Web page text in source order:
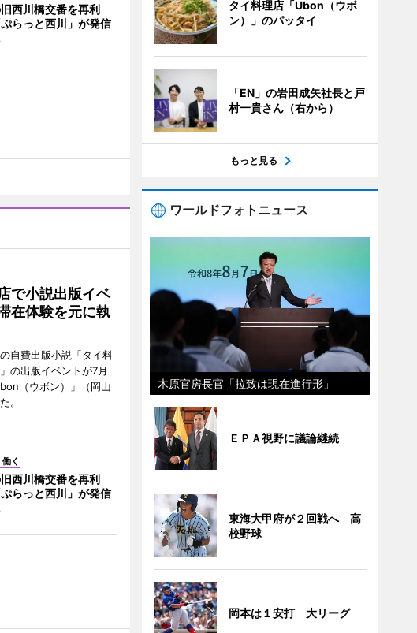
西川橋交番を再利
らっと西川」が発信
で小説出版イベ
在体験を元に執
自費出版小説「タイ料
の出版イベントが7月
（ウボン）」（岡山
。
く
西川橋交番を再利
らっと西川」が発信
タイ料理店「Ubon（ウボ
ン）」のパッタイ
「EN」の岩田成矢社長と戸
村一貴さん（右から）
もっと見る
ワールドフォトニュース
木原官房長官「拉致は現在進行形」
ＥＰＡ視野に議論継続
東海大甲府が２回戦へ 高
校野球
岡本は１安打 大リーグ